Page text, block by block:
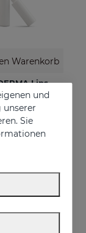
Warenkorb
Lips
volumizer
18,95
und
unserer
Sie